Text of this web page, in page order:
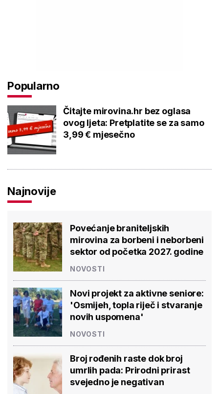
Popularno
Čitajte mirovina.hr bez oglasa
ovog ljeta: Pretplatite se za samo
3,99 € mjesečno
Najnovije
Povećanje braniteljskih
mirovina za borbeni i neborbeni
sektor od početka 2027. godine
NOVOSTI
Novi projekt za aktivne seniore:
'Osmijeh, topla riječ i stvaranje
novih uspomena'
NOVOSTI
Broj rođenih raste dok broj
umrlih pada: Prirodni prirast
svejedno je negativan